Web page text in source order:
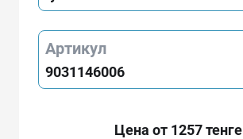
Артикул
9031146006
Цена от 1257 тенге